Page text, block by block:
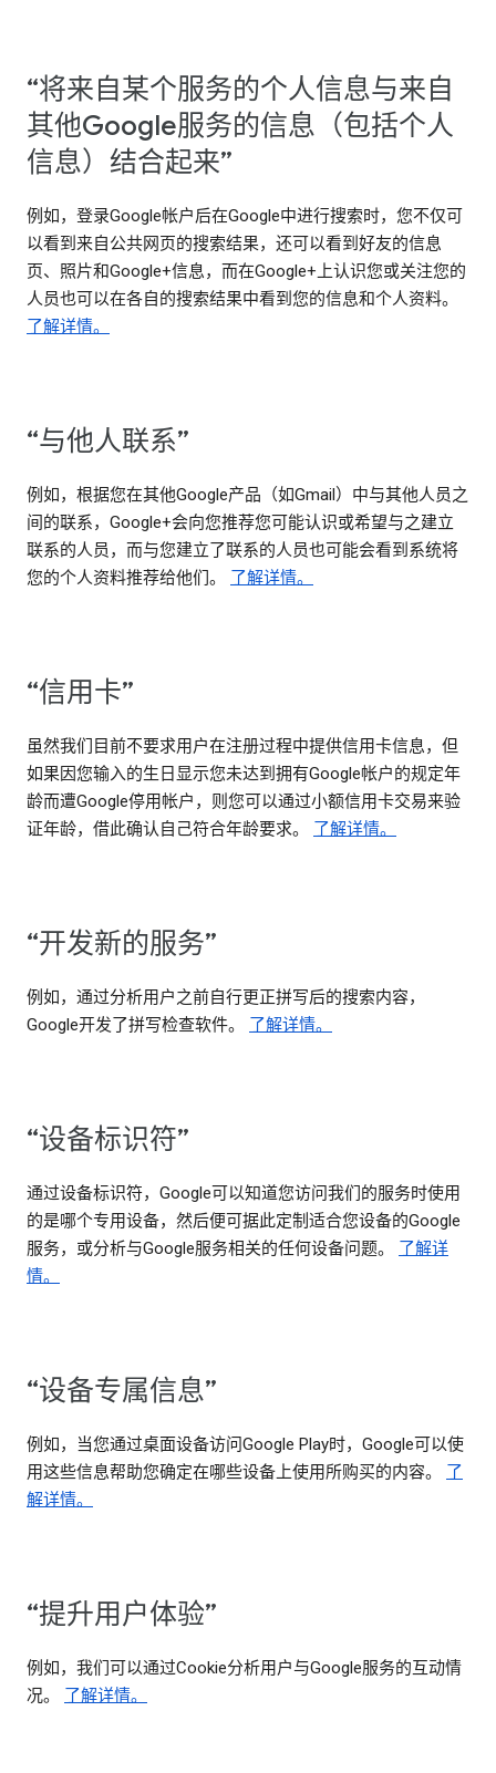
“将来自某个服务的个人信息与来自
其他Google服务的信息（包括个人
信息）结合起来”
例如，登录Google帐户后在Google中进行搜索时，您不仅可
以看到来自公共网页的搜索结果，还可以看到好友的信息
页、照片和Google+信息，而在Google+上认识您或关注您的
人员也可以在各自的搜索结果中看到您的信息和个人资料。
了解详情。
“与他人联系”
例如，根据您在其他Google产品（如Gmail）中与其他人员之
间的联系，Google+会向您推荐您可能认识或希望与之建立
联系的人员，而与您建立了联系的人员也可能会看到系统将
您的个人资料推荐给他们。 了解详情。
“信用卡”
虽然我们目前不要求用户在注册过程中提供信用卡信息，但
如果因您输入的生日显示您未达到拥有Google帐户的规定年
龄而遭Google停用帐户，则您可以通过小额信用卡交易来验
证年龄，借此确认自己符合年龄要求。 了解详情。
“开发新的服务”
例如，通过分析用户之前自行更正拼写后的搜索内容，
Google开发了拼写检查软件。 了解详情。
“设备标识符”
通过设备标识符，Google可以知道您访问我们的服务时使用
的是哪个专用设备，然后便可据此定制适合您设备的Google
服务，或分析与Google服务相关的任何设备问题。 了解详
情。
“设备专属信息”
例如，当您通过桌面设备访问Google Play时，Google可以使
用这些信息帮助您确定在哪些设备上使用所购买的内容。 了
解详情。
“提升用户体验”
例如，我们可以通过Cookie分析用户与Google服务的互动情
况。 了解详情。